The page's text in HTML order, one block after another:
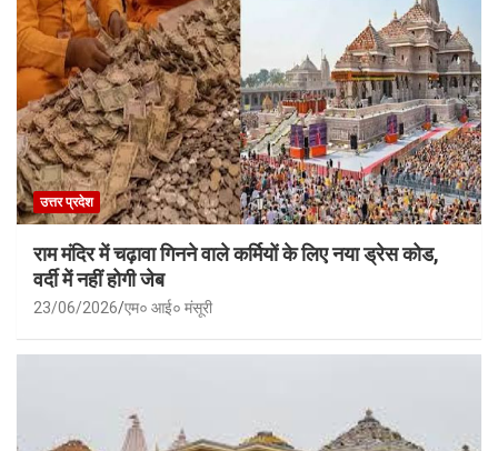
उत्तर प्रदेश
राम मंदिर में चढ़ावा गिनने वाले कर्मियों के लिए नया ड्रेस कोड,
वर्दी में नहीं होगी जेब
23/06/2026 एम० आई० मंसूरी